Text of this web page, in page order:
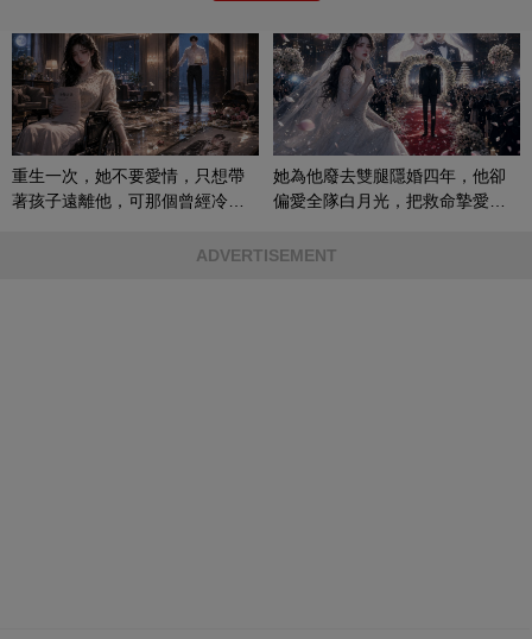
重生一次，她不要愛情，只想帶
著孩子遠離他，可那個曾經冷漠
她為他廢去雙腿隱婚四年，他卻
偏愛全隊白月光，把救命摯愛當
ADVERTISEMENT